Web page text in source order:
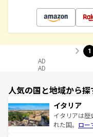
1
AD
AD
人気の国と地域から探
イタリア
イタリアは歴
れた国。 ロー